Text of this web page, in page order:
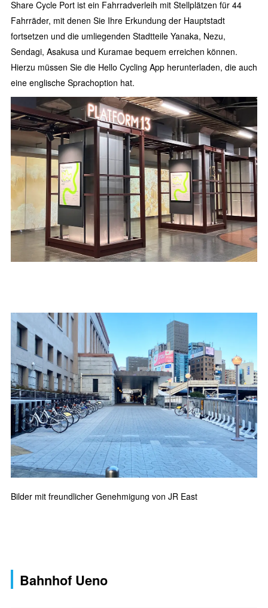
Share Cycle Port ist ein Fahrradverleih mit Stellplätzen für 44
Fahrräder, mit denen Sie Ihre Erkundung der Hauptstadt
fortsetzen und die umliegenden Stadtteile Yanaka, Nezu,
Sendagi, Asakusa und Kuramae bequem erreichen können.
Hierzu müssen Sie die Hello Cycling App herunterladen, die auch
eine englische Sprachoption hat.
Bilder mit freundlicher Genehmigung von JR East
Bahnhof Ueno